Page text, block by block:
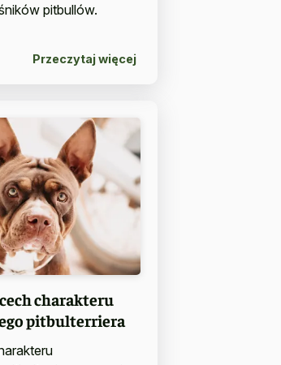
pitbullów.
Przeczytaj więcej
charakteru
pitbulterriera